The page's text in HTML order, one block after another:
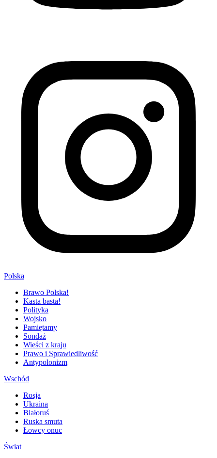
Polska
Brawo Polska!
Kasta basta!
Polityka
Wojsko
Pamiętamy
Sondaż
Wieści z kraju
Prawo i Sprawiedliwość
Antypolonizm
Wschód
Rosja
Ukraina
Białoruś
Ruska smuta
Łowcy onuc
Świat